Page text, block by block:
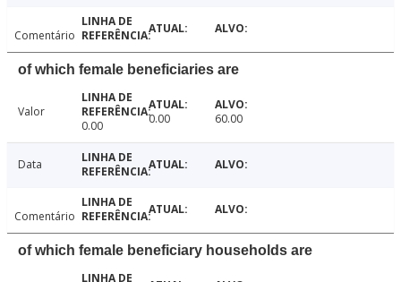
Comentário
of which female beneficiaries are
Valor
0.00
0.00 60.00
Data
Comentário
of which female beneficiary households are